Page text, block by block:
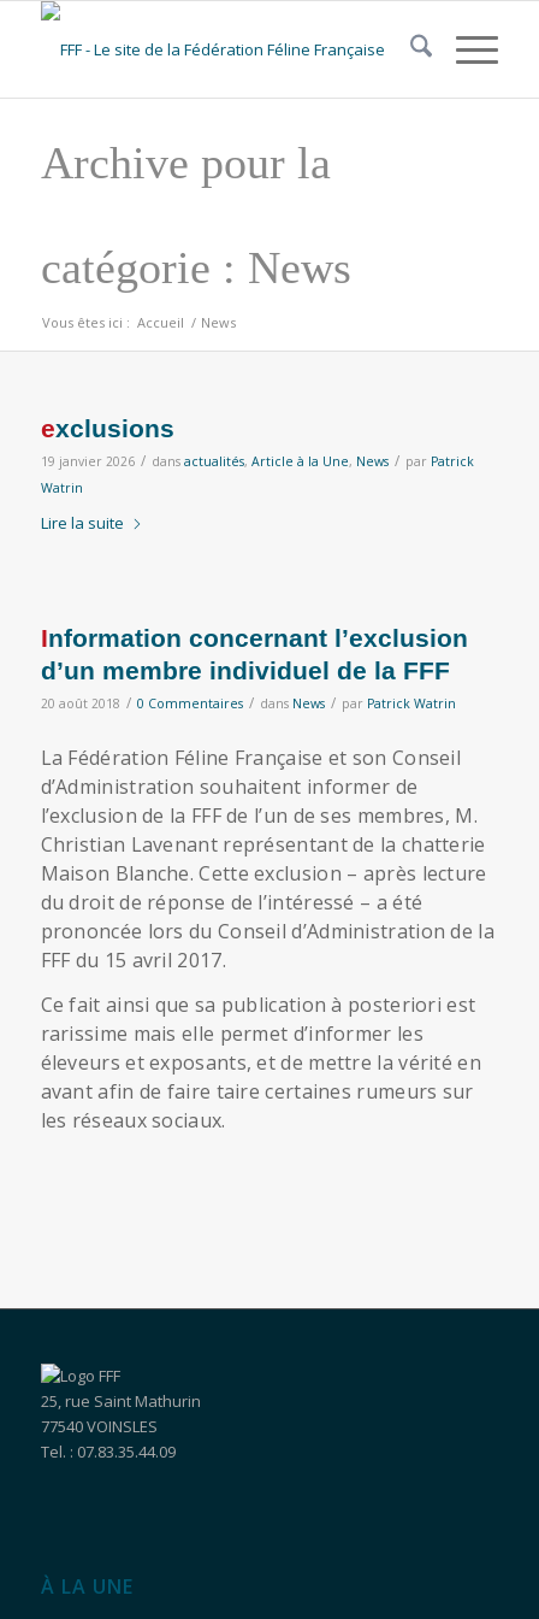
Archive pour la
catégorie : News
Vous êtes ici : Accueil / News
exclusions
19 janvier 2026 / dans actualités, Article à la Une, News / par Patrick
Watrin
Lire la suite
Information concernant l’exclusion
d’un membre individuel de la FFF
20 août 2018 / 0 Commentaires / dans News / par Patrick Watrin
La Fédération Féline Française et son Conseil
d’Administration souhaitent informer de
l’exclusion de la FFF de l’un de ses membres, M.
Christian Lavenant représentant de la chatterie
Maison Blanche. Cette exclusion – après lecture
du droit de réponse de l’intéressé – a été
prononcée lors du Conseil d’Administration de la
FFF du 15 avril 2017.
Ce fait ainsi que sa publication à posteriori est
rarissime mais elle permet d’informer les
éleveurs et exposants, et de mettre la vérité en
avant afin de faire taire certaines rumeurs sur
les réseaux sociaux.
25, rue Saint Mathurin
77540 VOINSLES
Tel. : 07.83.35.44.09
À LA UNE